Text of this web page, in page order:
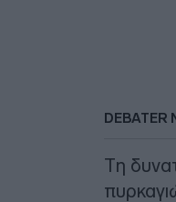
DEBATER
Τη